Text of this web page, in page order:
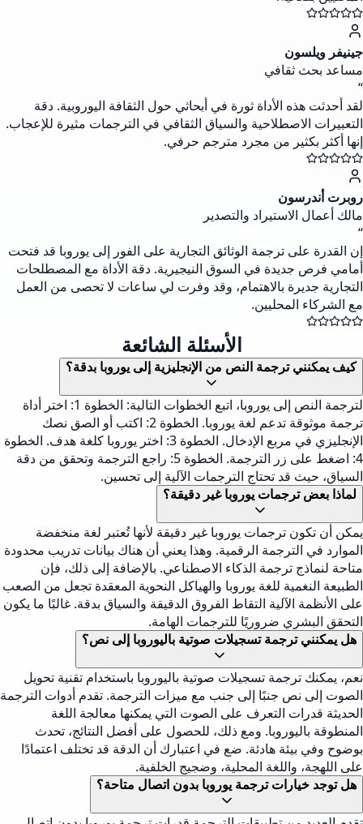
جينيفر ويلسون
مساعد بحث ثقافي
“
لقد أحدثت هذه الأداة ثورة في أبحاثي حول الثقافة اليوروبية. دقة
التعبيرات الاصطلاحية والسياق الثقافي في الترجمات مثيرة للإعجاب.
إنها أكثر بكثير من مجرد مترجم حرفي.
روبرت أندرسون
مالك أعمال الاستيراد والتصدير
“
إن القدرة على ترجمة الوثائق التجارية على الفور إلى يوروبا قد فتحت
أمامي فرص جديدة في السوق النيجيرية. دقة الأداة مع المصطلحات
التجارية جديرة بالاهتمام، وقد وفرت لي ساعات لا تحصى من العمل
مع الشركاء المحليين.
الأسئلة الشائعة
كيف يمكنني ترجمة النص من الإنجليزية إلى يوروبا بدقة؟
لترجمة النص إلى يوروبا، اتبع الخطوات التالية: الخطوة 1: اختر أداة
ترجمة موثوقة تدعم لغة يوروبا. الخطوة 2: اكتب أو الصق نصك
الإنجليزي في مربع الإدخال. الخطوة 3: اختر يوروبا كلغة هدف. الخطوة
4: اضغط على زر الترجمة. الخطوة 5: راجع الترجمة وتحقق من دقة
السياق، حيث قد تحتاج الترجمات الآلية إلى تحسين.
لماذا بعض ترجمات يوروبا غير دقيقة؟
يمكن أن تكون ترجمات يوروبا غير دقيقة لأنها تُعتبر لغة منخفضة
الموارد في الترجمة الرقمية. وهذا يعني أن هناك بيانات تدريب محدودة
متاحة لنماذج ترجمة الذكاء الاصطناعي. بالإضافة إلى ذلك، فإن
الطبيعة النغمية للغة يوروبا والهياكل النحوية المعقدة تجعل من الصعب
على الأنظمة الآلية التقاط الفروق الدقيقة والسياق بدقة. غالبًا ما يكون
التحقق البشري ضروريًا للترجمات الهامة.
هل يمكنني ترجمة تسجيلات صوتية باليوروبا إلى نص؟
نعم، يمكنك ترجمة تسجيلات صوتية باليوروبا باستخدام تقنية تحويل
الصوت إلى نص جنبًا إلى جنب مع ميزات الترجمة. تقدم أدوات الترجمة
الحديثة قدرات التعرف على الصوت التي يمكنها معالجة اللغة
المنطوقة باليوروبا. ومع ذلك، للحصول على أفضل النتائج، تحدث
بوضوح وفي بيئة هادئة. ضع في اعتبارك أن الدقة قد تختلف اعتمادًا
على اللهجة، واللغة المحلية، وضجيج الخلفية.
هل توجد خيارات ترجمة يوروبا بدون اتصال متاحة؟